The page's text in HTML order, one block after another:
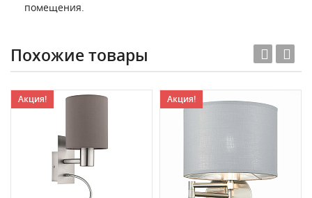
помещения.
Похожие товары
Акция! Акция!